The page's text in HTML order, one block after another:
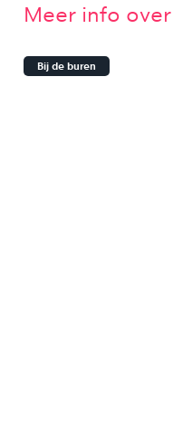
Meer info over
Bij de buren